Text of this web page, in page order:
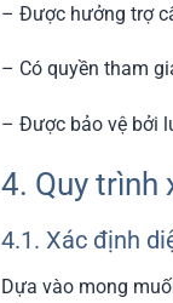
– Được hưởng trợ
– Có quyền tham
– Được bảo vệ bởi
4. Quy trình
4.1. Xác định
Dựa vào mong